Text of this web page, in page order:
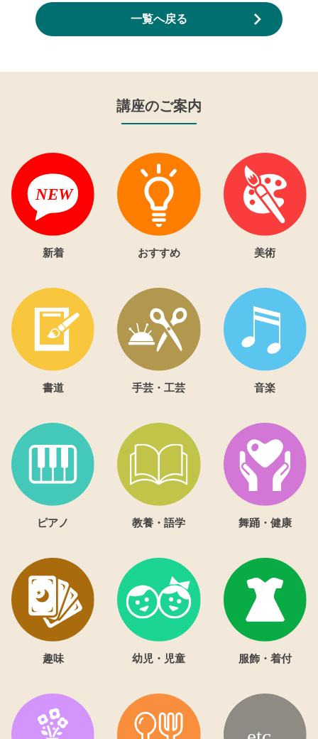
一覧へ戻る
講座のご案内
新着 おすすめ 美術
書道 手芸・工芸 音楽
ピアノ 教養・語学 舞踊・健康
趣味 幼児・児童 服飾・着付